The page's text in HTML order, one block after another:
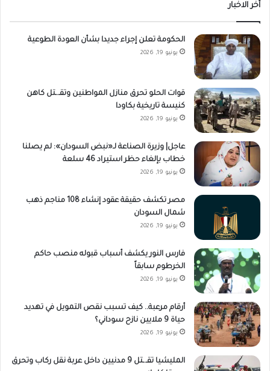
أخر الاخبار
الحكومة تعلن إجراء جديدا بشأن العودة الطوعية
يونيو 19, 2026
قوات الحلو تحرق منازل المواطنين وتقـ.ـتل كاهن
كنيسة تاريخية بكاودا
يونيو 19, 2026
عاجل| وزيرة الصناعة لـ«نبض السودان»: لم يصلنا
خطاب بإلغاء حظر استيراد 46 سلعة
يونيو 19, 2026
مصر تكشف حقيقة عقود إنشاء 108 مناجم ذهب
شمال السودان
يونيو 19, 2026
فارس النور يكشف أسباب قبوله منصب حاكم
الخرطوم سابقاً
يونيو 19, 2026
أرقام مرعبة.. كيف تسبب نقص التمويل في تهديد
حياة 9 ملايين نازح سوداني؟
يونيو 19, 2026
المليشيا تقـ.ـتل 9 مدنيين داخل عربة نقل ركاب وتحرق